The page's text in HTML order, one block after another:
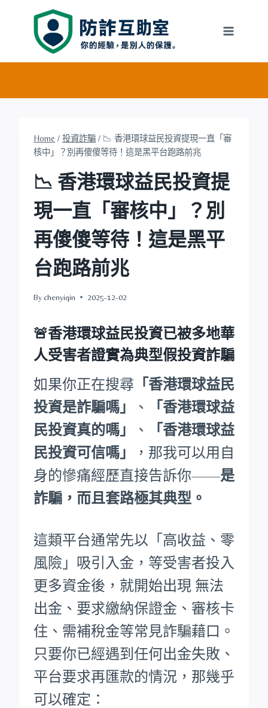
Home / 投資詐騙 / 📉 香港環球益民投資提現一直「審
核中」？別再傻傻等待！這是黑平台跑路前兆
📉 香港環球益民投資提
現一直「審核中」？別
再傻傻等待！這是黑平
台跑路前兆
Bychenyiqin 2025-12-02
🚨香港環球益民投資已被多地華
人受害者證實為典型假投資詐騙
如果你正在搜尋 「香港環球益民
投資是詐騙嗎」
、
「香港環球益
民投資真的嗎」
、
「香港環球益
民投資可信嗎」
，那我可以用自
身的慘痛經歷直接告訴你——是
詐騙，而且套路極其典型。
這類平台通常先以「高收益、零
風險」吸引入金，等受害者投入
更多資金後，就開始出現 無法
出金、要求繳納保證金、審核卡
住、需補稅金等常見詐騙藉口。
只要你已經遇到任何出金失敗、
平台要求再匯款的情況，那幾乎
可以確定：